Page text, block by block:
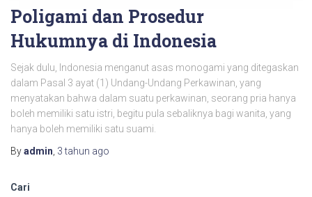
Poligami dan Prosedur
Hukumnya di Indonesia
Sejak dulu, Indonesia menganut asas monogami yang ditegaskan
dalam Pasal 3 ayat (1) Undang-Undang Perkawinan, yang
menyatakan bahwa dalam suatu perkawinan, seorang pria hanya
boleh memiliki satu istri, begitu pula sebaliknya bagi wanita, yang
hanya boleh memiliki satu suami.
Byadmin 3 tahun ago
Cari